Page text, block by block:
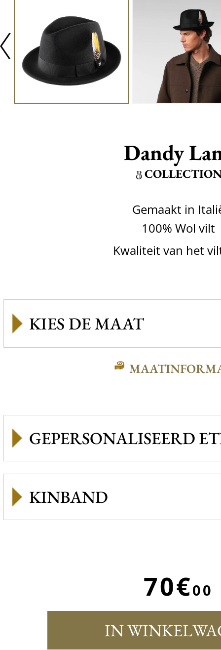
Dandy
Gemaakt in
100% Wol vilt
Kwaliteit van het
GEPERSONALISEERD
KINBAND
70€00
IN